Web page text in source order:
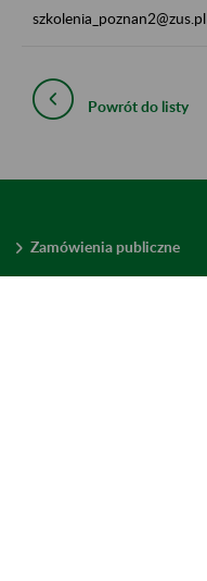
szkolenia_poznan2@zus.pl
Powrót do listy
Zamówienia publiczne